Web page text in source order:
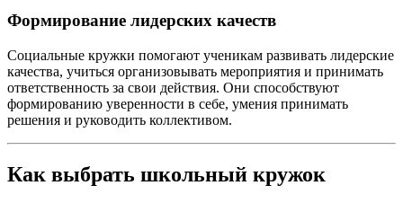
Формирование лидерских качеств
Социальные кружки помогают ученикам развивать лидерские
качества, учиться организовывать мероприятия и принимать
ответственность за свои действия. Они способствуют
формированию уверенности в себе, умения принимать
решения и руководить коллективом.
Как выбрать школьный кружок